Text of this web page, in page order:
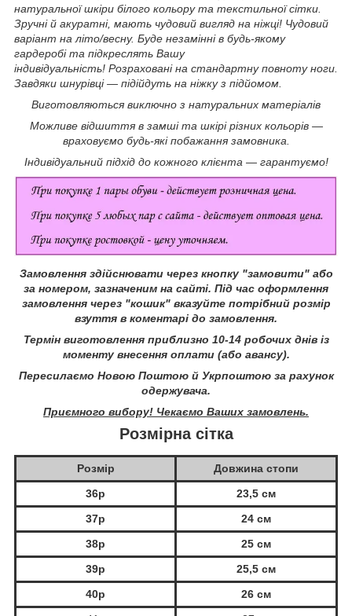
натуральної шкіри білого кольору та текстильної сітки.
Зручні й акуратні, мають чудовий вигляд на ніжці! Чудовий
варіант на літо/весну. Буде незамінні в будь-якому
гардеробі та підкреслять Вашу
індивідуальність! Розраховані на стандартну повноту ноги.
Завдяки шнурівці — підійдуть на ніжку з підйомом.
Виготовляються виключно з натуральних матеріалів
Можливе відшиття в замші та шкірі різних кольорів —
враховуємо будь-які побажання замовника.
Індивідуальний підхід до кожного клієнта — гарантуємо!
Замовлення здійснювати через кнопку "замовити" або
за номером, зазначеним на сайті. Під час оформлення
замовлення через "кошик" вказуйте потрібний розмір
взуття в коментарі до замовлення.
Термін виготовлення приблизно 10-14 робочих днів із
моменту внесення оплати (або авансу).
Пересилаємо Новою Поштою й Укрпоштою за рахунок
одержувача.
Приємного вибору! Чекаємо Ваших замовлень.
Розмір Довжина стопи
Розмірна сітка
36р
23,5 см
37р
24 см
38р
25 см
39р
25,5 см
40р
26 см